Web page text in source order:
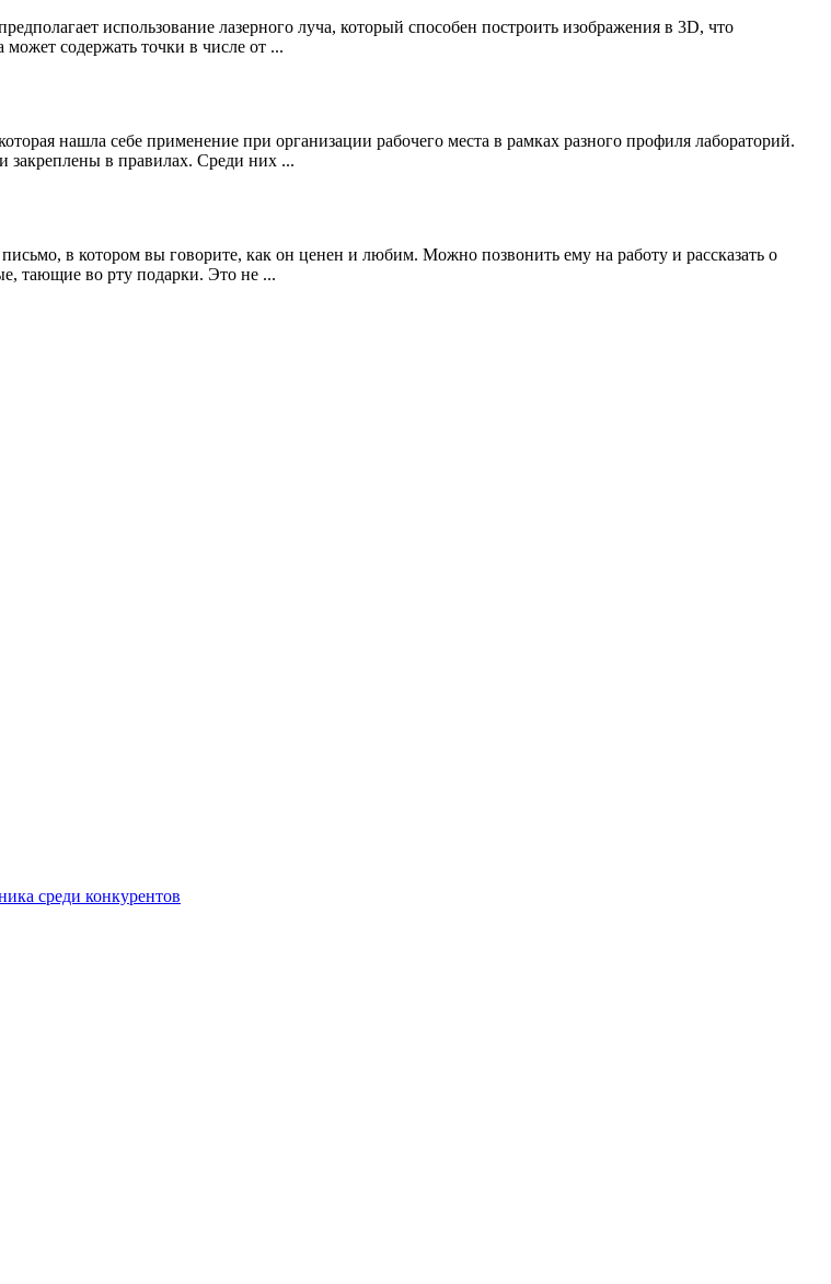
использование лазерного луча, который способен построить изображения в 3D, что
может содержать точки в числе от ...
нашла себе применение при организации рабочего места в рамках разного профиля лабораторий.
закреплены в правилах. Среди них ...
в котором вы говорите, как он ценен и любим. Можно позвонить ему на работу и рассказать о
тающие во рту подарки. Это не ...
среди конкурентов